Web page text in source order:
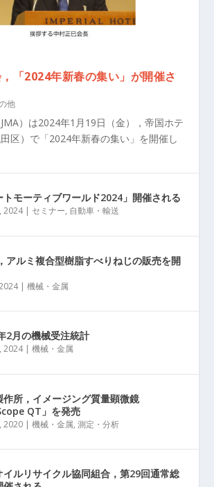
「2024年新春の集い」が開催さ
他
）は2024年1月19日（金），帝国ホテ
区）で「2024年新春の集い」を開催し
トモーティブワールド2024」開催される
2024| セミナー, 自動車・輸送
アルミ複合型樹脂すべりねじの販売を開
|機械・金属
2月の機械受注統計
2024|機械・金属
作所，イメージング質量顕微鏡
QT」を発売
2020 |機械・金属,測定・分析
イルリサイクル協同組合，第29回通常総